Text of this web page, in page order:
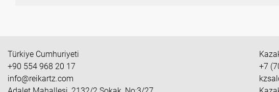
Türkiye Cumhuriyeti
+90 554 968 20 17
info@reikartz.com
+7